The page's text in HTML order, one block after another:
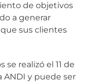
de objetivos
a generar
sus clientes
realizó el 11 de
ANDI y puede ser